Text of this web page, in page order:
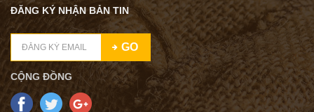
ĐĂNG KÝ NHẬN BẢN TIN
GO
CỘNG ĐỒNG